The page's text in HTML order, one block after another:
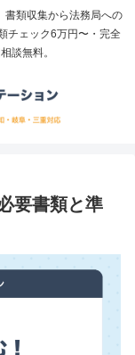
書類収集から法務局への
チェック6万円〜・完全
談無料。
要書類と準